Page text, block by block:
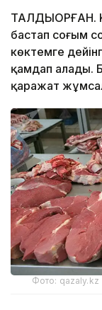
ТАЛДЫҚОРҒАН.
бастап соғым
көктемге
қамдап алады.
қаражат
Фото: qazaly.kz